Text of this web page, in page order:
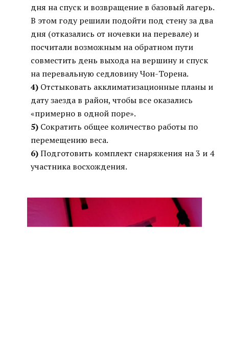
дня на спуск и возвращение в базовый лагерь.
В этом году решили подойти под стену за два
дня (отказались от ночевки на перевале) и
посчитали возможным на обратном пути
совместить день выхода на вершину и спуск
на перевальную седловину Чон-Торена.
4) Отстыковать акклиматизационные планы и
дату заезда в район, чтобы все оказались
«примерно в одной поре».
5) Сократить общее количество работы по
перемещению веса.
6)Подготовить комплект снаряжения на 3 и 4
участника восхождения.